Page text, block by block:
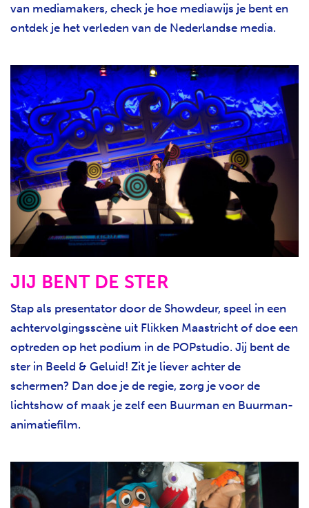
van mediamakers, check je hoe mediawijs je bent en
ontdek je het verleden van de Nederlandse media.
JIJ BENT DE STER
Stap als presentator door de Showdeur, speel in een
achtervolgingsscène uit Flikken Maastricht of doe een
optreden op het podium in de POPstudio. Jij bent de
ster in Beeld & Geluid! Zit je liever achter de
schermen? Dan doe je de regie, zorg je voor de
lichtshow of maak je zelf een Buurman en Buurman-
animatiefilm.